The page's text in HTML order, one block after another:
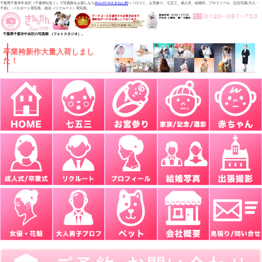
千葉県千葉市中央区（千葉神社近く）で写真館をお探しならPhotoSTAGEきねん館へ！口コミ、お宮参り、七五三、成人式、結婚式、プロフィール、記念写真(大人・
子供) 、パスポート用写真、就活（リクルート）用写真。
千葉県千葉市中央区の写真館 （フォトスタジオ）。
卒業袴新作大量入荷しまし
た！